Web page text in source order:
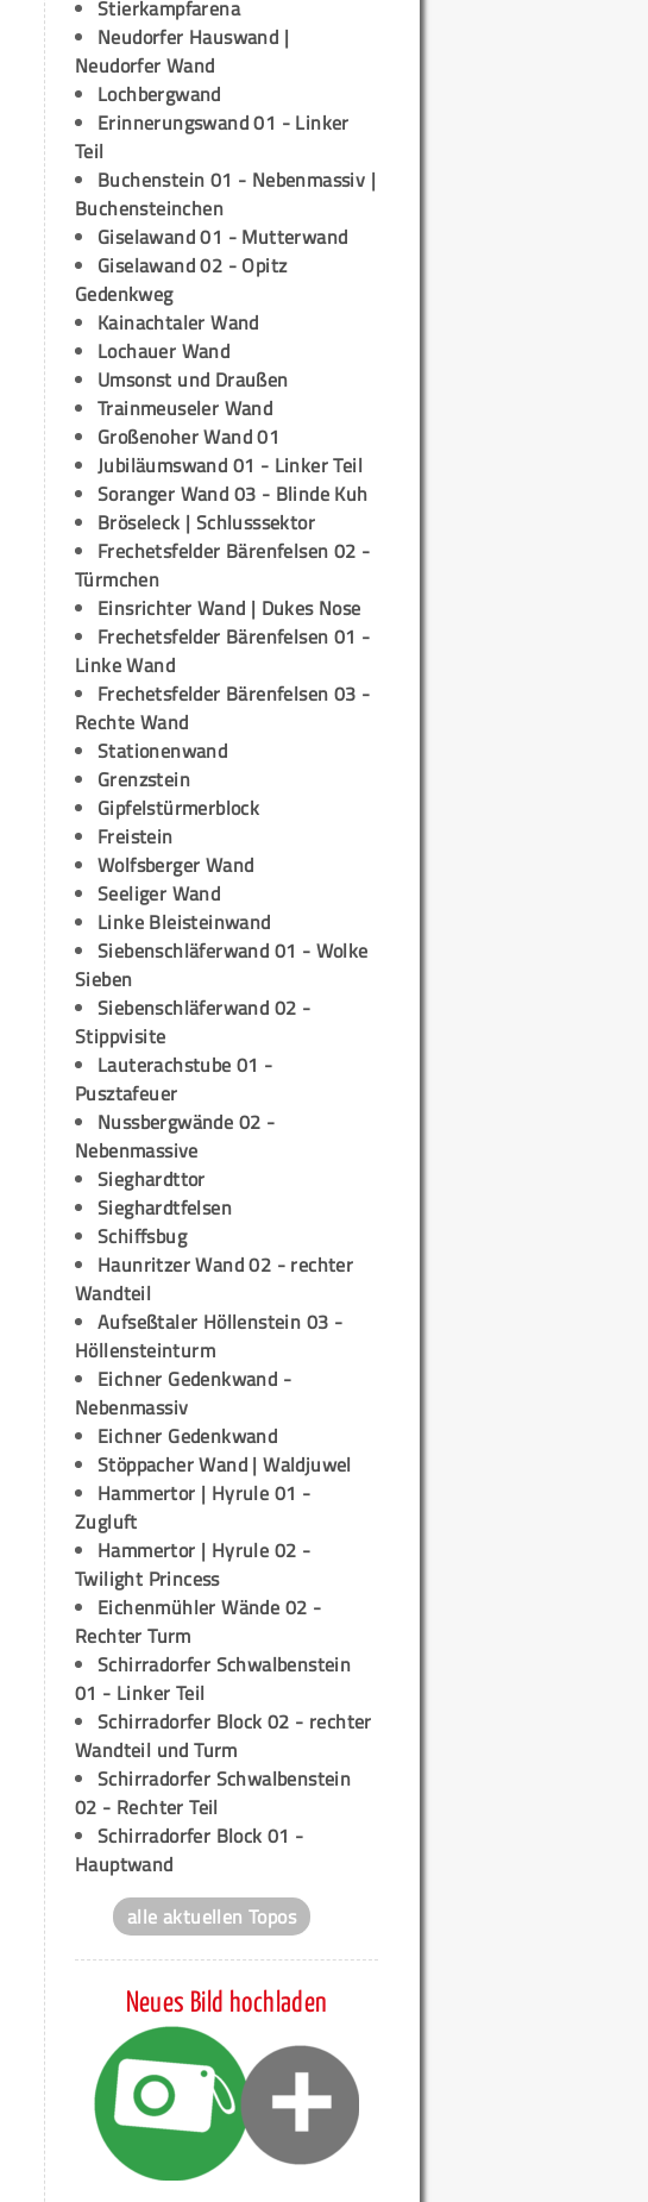
Stierkampfarena
Neudorfer Hauswand |
Neudorfer Wand
Lochbergwand
Erinnerungswand 01 - Linker
Teil
Buchenstein 01 - Nebenmassiv |
Buchensteinchen
Giselawand 01 - Mutterwand
Giselawand 02 - Opitz
Gedenkweg
Kainachtaler Wand
Lochauer Wand
Umsonst und Draußen
Trainmeuseler Wand
Großenoher Wand 01
Jubiläumswand 01 - Linker Teil
Soranger Wand 03 - Blinde Kuh
Bröseleck | Schlusssektor
Frechetsfelder Bärenfelsen 02 -
Türmchen
Einsrichter Wand | Dukes Nose
Frechetsfelder Bärenfelsen 01 -
Linke Wand
Frechetsfelder Bärenfelsen 03 -
Rechte Wand
Stationenwand
Grenzstein
Gipfelstürmerblock
Freistein
Wolfsberger Wand
Seeliger Wand
Linke Bleisteinwand
Siebenschläferwand 01 - Wolke
Sieben
Siebenschläferwand 02 -
Stippvisite
Lauterachstube 01 -
Pusztafeuer
Nussbergwände 02 -
Nebenmassive
Sieghardttor
Sieghardtfelsen
Schiffsbug
Haunritzer Wand 02 - rechter
Wandteil
Aufseßtaler Höllenstein 03 -
Höllensteinturm
Eichner Gedenkwand -
Nebenmassiv
Eichner Gedenkwand
Stöppacher Wand | Waldjuwel
Hammertor | Hyrule 01 -
Zugluft
Hammertor | Hyrule 02 -
Twilight Princess
Eichenmühler Wände 02 -
Rechter Turm
Schirradorfer Schwalbenstein
01 - Linker Teil
Schirradorfer Block 02 - rechter
Wandteil und Turm
Schirradorfer Schwalbenstein
02 - Rechter Teil
Schirradorfer Block 01 -
Hauptwand
alle aktuellen Topos
Neues Bild hochladen